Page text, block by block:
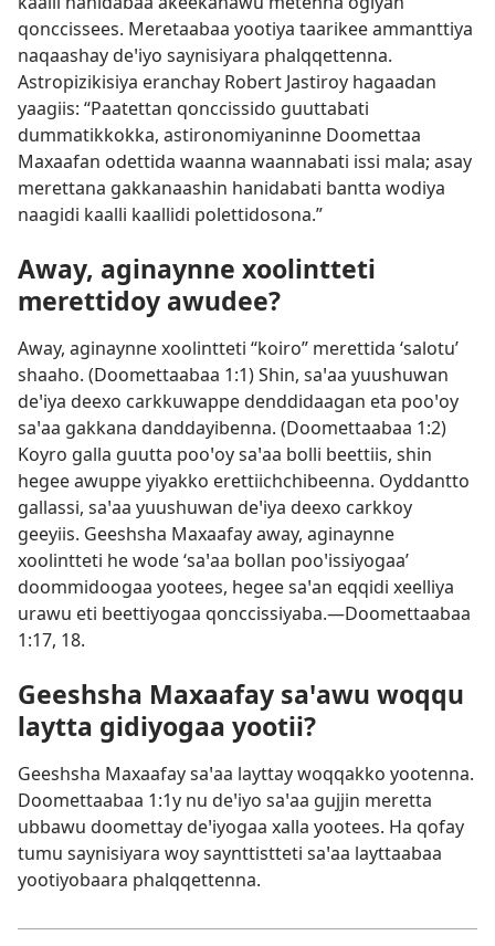
qonccissees. Meretaabaa yootiya taarikee ammanttiya
naqaashay deꞌiyo saynisiyara phalqqettenna.
Astropizikisiya eranchay Robert Jastiroy hagaadan
yaagiis: “Paatettan qonccissido guuttabati
dummatikkokka, astironomiyaninne Doomettaa
Maxaafan odettida waanna waannabati issi mala; asay
merettana gakkanaashin hanidabati bantta wodiya
naagidi kaalli kaallidi polettidosona.”
Away, aginaynne xoolintteti
merettidoy awudee?
Away, aginaynne xoolintteti “koiro” merettida ‘salotu’
shaaho. (Doomettaabaa 1:1) Shin, saꞌaa yuushuwan
deꞌiya deexo carkkuwappe denddidaagan eta pooꞌoy
saꞌaa gakkana danddayibenna. (Doomettaabaa 1:2)
Koyro galla guutta pooꞌoy saꞌaa bolli beettiis, shin
hegee awuppe yiyakko erettiichchibeenna. Oyddantto
gallassi, saꞌaa yuushuwan deꞌiya deexo carkkoy
geeyiis. Geeshsha Maxaafay away, aginaynne
xoolintteti he wode ‘saꞌaa bollan pooꞌissiyogaa’
doommidoogaa yootees, hegee saꞌan eqqidi xeelliya
urawu eti beettiyogaa qonccissiyaba.—Doomettaabaa
1:17, 18.
Geeshsha Maxaafay saꞌawu woqqu
laytta gidiyogaa yootii?
Geeshsha Maxaafay saꞌaa layttay woqqakko yootenna.
Doomettaabaa 1:1y nu deꞌiyo saꞌaa gujjin meretta
ubbawu doomettay deꞌiyogaa xalla yootees. Ha qofay
tumu saynisiyara woy saynttistteti saꞌaa layttaabaa
yootiyobaara phalqqettenna.